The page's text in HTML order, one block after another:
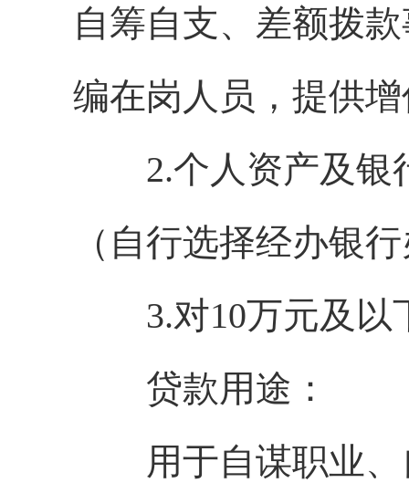
自筹自支、差额拨
编在岗人员，提供
2.个人资产及银
（自行选择经办银
3.对10万元及以
贷款用途：
用于自谋职业、